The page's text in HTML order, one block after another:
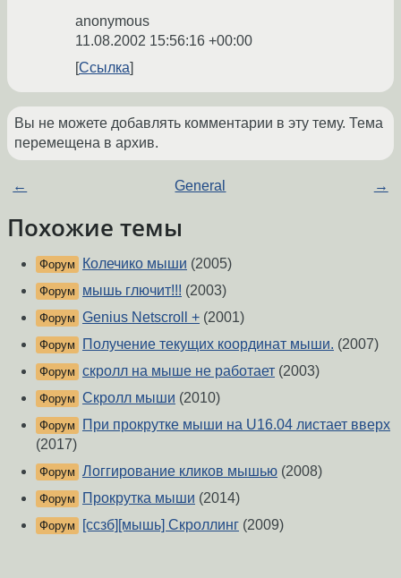
anonymous
11.08.2002 15:56:16 +00:00
Ссылка
Вы не можете добавлять комментарии в эту тему. Тема
перемещена в архив.
← General →
Похожие темы
Форум Колечико мыши (2005)
Форум мышь глючит!!! (2003)
Форум Genius Netscroll + (2001)
Форум Получение текущих координат мыши. (2007)
Форум скролл на мыше не работает (2003)
Форум Скролл мыши (2010)
Форум
При прокрутке мыши на U16.04 листает вверх
(2017)
Форум Логгирование кликов мышью (2008)
Форум Прокрутка мыши (2014)
Форум [ссзб][мышь] Скроллинг (2009)